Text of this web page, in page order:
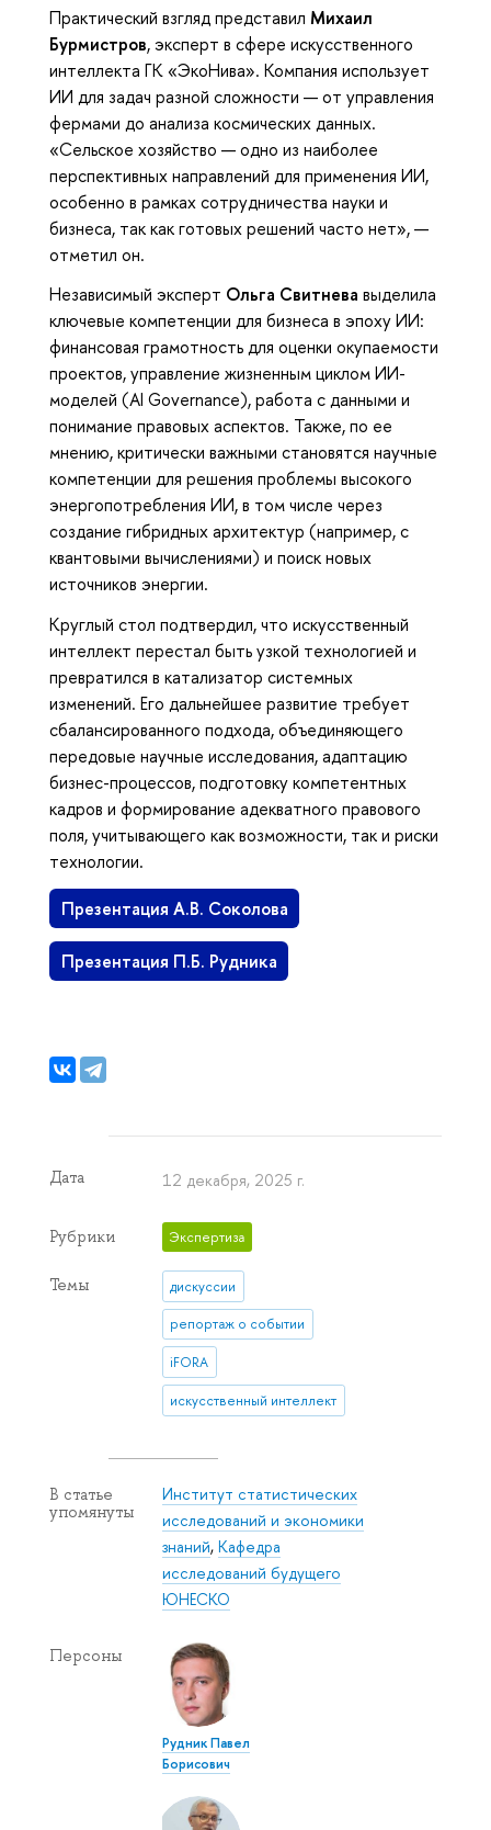
Практический взгляд представил Михаил
Бурмистров, эксперт в сфере искусственного
интеллекта ГК «ЭкоНива». Компания использует
ИИ для задач разной сложности — от управления
фермами до анализа космических данных.
«Сельское хозяйство — одно из наиболее
перспективных направлений для применения ИИ,
особенно в рамках сотрудничества науки и
бизнеса, так как готовых решений часто нет», —
отметил он.
Независимый эксперт Ольга Свитнева выделила
ключевые компетенции для бизнеса в эпоху ИИ:
финансовая грамотность для оценки окупаемости
проектов, управление жизненным циклом ИИ-
моделей (AI Governance), работа с данными и
понимание правовых аспектов. Также, по ее
мнению, критически важными становятся научные
компетенции для решения проблемы высокого
энергопотребления ИИ, в том числе через
создание гибридных архитектур (например, с
квантовыми вычислениями) и поиск новых
источников энергии.
Круглый стол подтвердил, что искусственный
интеллект перестал быть узкой технологией и
превратился в катализатор системных
изменений. Его дальнейшее развитие требует
сбалансированного подхода, объединяющего
передовые научные исследования, адаптацию
бизнес-процессов, подготовку компетентных
кадров и формирование адекватного правового
поля, учитывающего как возможности, так и риски
технологии.
Презентация А.В. Соколова
Презентация П.Б. Рудника
Дата 12 декабря, 2025 г.
Рубрики Экспертиза
Темы дискуссии
репортаж о событии
iFORA
искусственный интеллект
В статье
упомянуты
Институт статистических
исследований и экономики
знаний,Кафедра
исследований будущего
ЮНЕСКО
Персоны
Рудник Павел
Борисович